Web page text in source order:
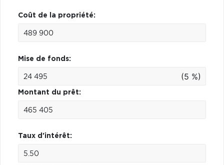
Coût de la propriété:
Mise de fonds:
(5 %)
Montant du prêt:
Taux d'intérêt: